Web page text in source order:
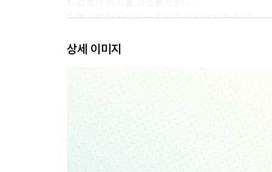
2. 관리의 대상이라는 사실을 인식하지 못한다
4. 학교에서도 가르쳐주지 않았다
상세 이미지